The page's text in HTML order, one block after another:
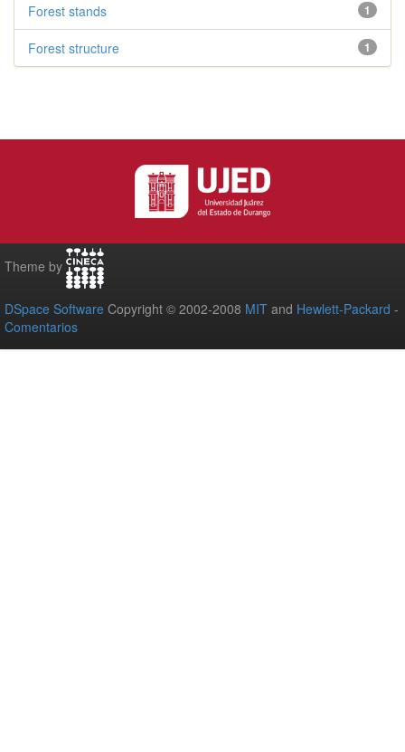
1
Forest stands
1
Forest structure
Theme by
DSpace Software Copyright © 2002-2008 MIT and Hewlett-Packard -
Comentarios